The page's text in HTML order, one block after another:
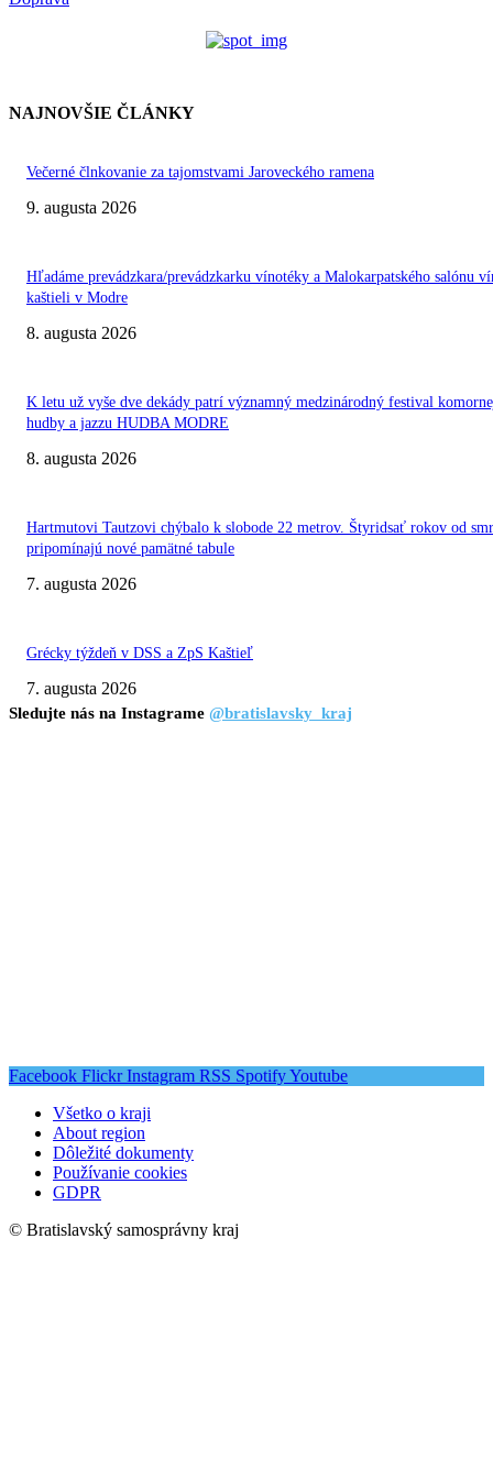
NAJNOVŠIE ČLÁNKY
Večerné člnkovanie za tajomstvami Jaroveckého ramena
9. augusta 2026
Hľadáme prevádzkara/prevádzkarku vínotéky a Malokarpatského salónu
kaštieli v Modre
8. augusta 2026
K letu už vyše dve dekády patrí významný medzinárodný festival
hudby a jazzu HUDBA MODRE
8. augusta 2026
Hartmutovi Tautzovi chýbalo k slobode 22 metrov. Štyridsať rokov od
pripomínajú nové pamätné tabule
7. augusta 2026
Grécky týždeň v DSS a ZpS Kaštieľ
7. augusta 2026
Sledujte nás na Instagrame @bratislavsky_kraj
Facebook Flickr Instagram RSS SpotifyYoutube
Všetko o kraji
About region
Dôležité dokumenty
Používanie cookies
GDPR
© Bratislavský samosprávny kraj